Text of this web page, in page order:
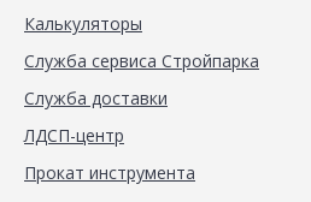
Калькуляторы
Служба сервиса Стройпарка
Служба доставки
ЛДСП-центр
Прокат инструмента